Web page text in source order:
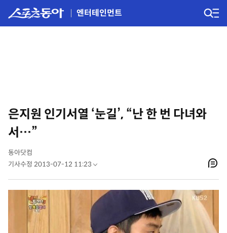
엔터테인먼트
은지원 인기서열 ‘눈길’, “난 한 번 다녀와
서…”
동아닷컴
기사수정 2013-07-12 11:23